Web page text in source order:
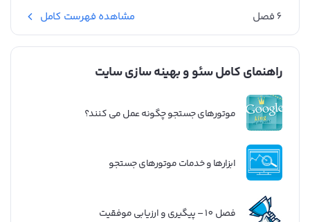
6 فصل مشاهده فهرست کامل
راهنمای کامل سئو و بهینه سازی سایت
موتورهای جستجو چگونه عمل می کنند؟
ابزارها و خدمات موتورهای جستجو
فصل 10 – پیگیری و ارزیابی موفقیت